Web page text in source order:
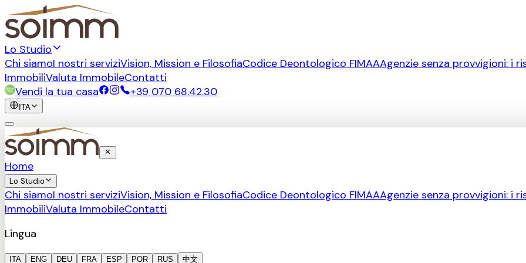
Lo Studio
Chi siamoI nostri serviziVision, Mission e FilosofiaCodice Deontologico FIMAAAgenzie senza provvigioni: i
ImmobiliValuta ImmobileContatti
Vendi la tua casa
+39 070 68.42.30
ITA
Home
Lo Studio
Chi siamoI nostri serviziVision, Mission e FilosofiaCodice Deontologico FIMAAAgenzie senza provvigioni: i
ImmobiliValuta ImmobileContatti
Lingua
ITA ENG DEU FRA ESP POR RUS 中文